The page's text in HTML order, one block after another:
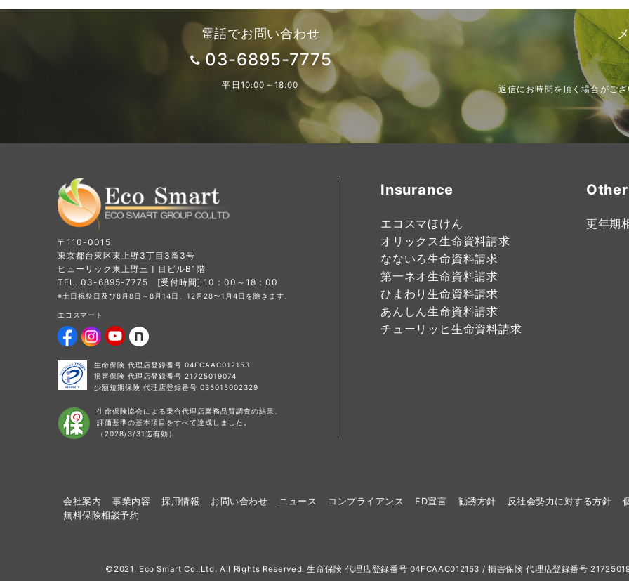
電話でお問い合わせ
03-6895-7775
平日10:00～18:00 返信にお時間を頂く場合がご
Insurance
エコスマほけん
オリックス生命資料請求
なないろ生命資料請求
第一ネオ生命資料請求
ひまわり生命資料請求
あんしん生命資料請求
チューリッヒ生命資料請求
更年期
〒110-0015
東京都台東区東上野3丁目3番3号
ヒューリック東上野三丁目ビルB1階
TEL. 03-6895-7775 [受付時間] 10：00～18：00
※土日祝祭日及び8月8日～8月14日、12月28〜1月4日を除きます。
エコスマート
生命保険 代理店登録番号 04FCAAC012153
損害保険 代理店登録番号 21725019074
少額短期保険 代理店登録番号 035015002329
生命保険協会による乗合代理店業務品質調査の結果、
評価基準の基本項目をすべて達成しました。
（2028/3/31迄有効）
会社案内 事業内容 採用情報 お問い合わせ ニュース コンプライアンス FD宣言 勧誘方針 反社会勢力に対する方針
無料保険相談予約
©2021. Eco Smart Co.,Ltd. All Rights Reserved. 生命保険 代理店登録番号 04FCAAC012153 / 損害保険 代理店登録番号